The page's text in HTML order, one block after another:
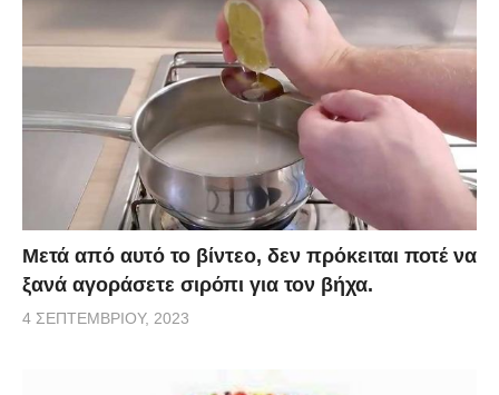
Μετά από αυτό το βίντεο, δεν πρόκειται ποτέ να
ξανά αγοράσετε σιρόπι για τον βήχα.
4 ΣΕΠΤΕΜΒΡΊΟΥ, 2023